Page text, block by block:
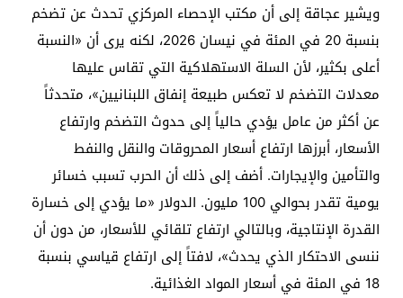
ويشير عجاقة إلى أن مكتب الإحصاء المركزي تحدث عن تضخم
بنسبة 20 في المئة في نيسان 2026، لكنه يرى أن «النسبة
أعلى بكثير، لأن السلة الاستهلاكية التي تقاس عليها
معدلات التضخم لا تعكس طبيعة إنفاق اللبنانيين»، متحدثاً
عن أكثر من عامل يؤدي حالياً إلى حدوث التضخم وارتفاع
الأسعار، أبرزها ارتفاع أسعار المحروقات والنقل والنفط
والتأمين والإيجارات. أضف إلى ذلك أن الحرب تسبب خسائر
يومية تقدر بحوالي 100 مليون. الدولار «ما يؤدي إلى خسارة
القدرة الإنتاجية، وبالتالي ارتفاع تلقائي للأسعار، من دون أن
ننسى الاحتكار الذي يحدث»، لافتاً إلى ارتفاع قياسي بنسبة
18 في المئة في أسعار المواد الغذائية.